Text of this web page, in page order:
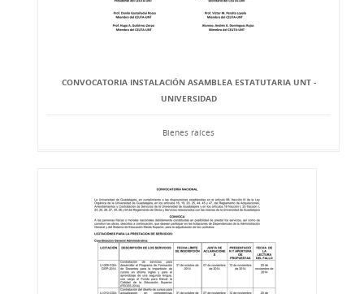
CONVOCATORIA INSTALACIÓN ASAMBLEA ESTATUTARIA UNT -
UNIVERSIDAD
Bienes raíces